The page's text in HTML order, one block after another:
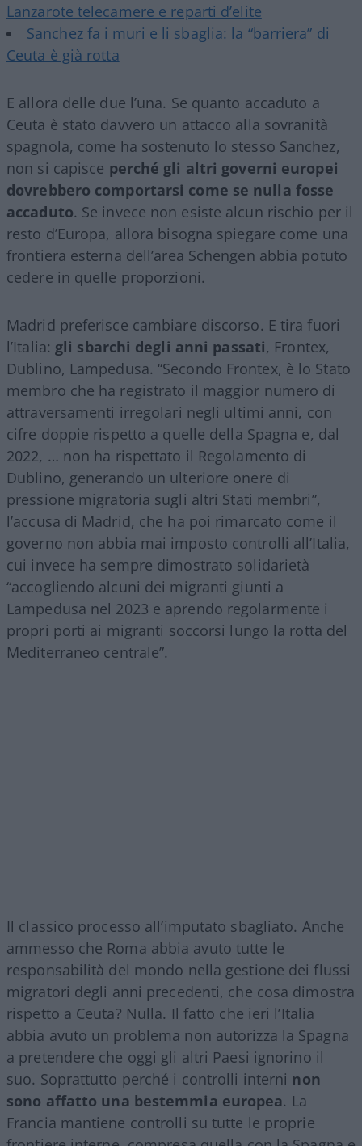
Lanzarote telecamere e reparti d’elite
Sanchez fa i muri e li sbaglia: la “barriera” di
Ceuta è già rotta
E allora delle due l’una. Se quanto accaduto a
Ceuta è stato davvero un attacco alla sovranità
spagnola, come ha sostenuto lo stesso Sanchez,
non si capisce perché gli altri governi europei
dovrebbero comportarsi come se nulla fosse
accaduto. Se invece non esiste alcun rischio per il
resto d’Europa, allora bisogna spiegare come una
frontiera esterna dell’area Schengen abbia potuto
cedere in quelle proporzioni.
Madrid preferisce cambiare discorso. E tira fuori
l’Italia: gli sbarchi degli anni passati, Frontex,
Dublino, Lampedusa. “Secondo Frontex, è lo Stato
membro che ha registrato il maggior numero di
attraversamenti irregolari negli ultimi anni, con
cifre doppie rispetto a quelle della Spagna e, dal
2022, … non ha rispettato il Regolamento di
Dublino, generando un ulteriore onere di
pressione migratoria sugli altri Stati membri”,
l’accusa di Madrid, che ha poi rimarcato come il
governo non abbia mai imposto controlli all’Italia,
cui invece ha sempre dimostrato solidarietà
“accogliendo alcuni dei migranti giunti a
Lampedusa nel 2023 e aprendo regolarmente i
propri porti ai migranti soccorsi lungo la rotta del
Mediterraneo centrale”.
Il classico processo all’imputato sbagliato. Anche
ammesso che Roma abbia avuto tutte le
responsabilità del mondo nella gestione dei flussi
migratori degli anni precedenti, che cosa dimostra
rispetto a Ceuta? Nulla. Il fatto che ieri l’Italia
abbia avuto un problema non autorizza la Spagna
a pretendere che oggi gli altri Paesi ignorino il
suo. Soprattutto perché i controlli interni non
sono affatto una bestemmia europea. La
Francia mantiene controlli su tutte le proprie